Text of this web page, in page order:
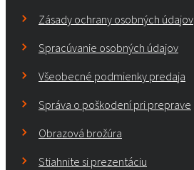
Zásady ochrany osobných údajov
Spracúvanie osobných údajov
Všeobecné podmienky predaja
Správa o poškodení pri preprave
Obrazová brožúra
Stiahnite si prezentáciu